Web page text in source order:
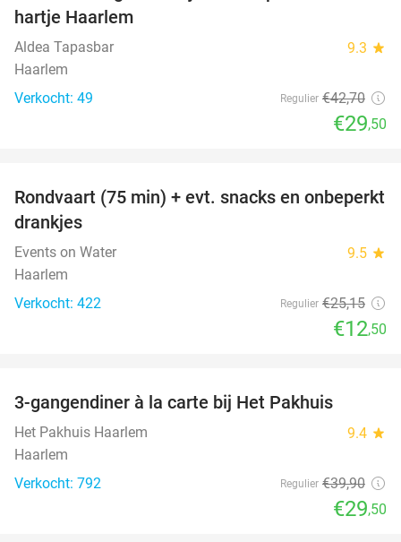
hartje Haarlem
Aldea Tapasbar 9.3 star
Haarlem
Verkocht: 49
Regulier €42,70
€29,50
50%
Rondvaart (75 min) + evt. snacks en onbeperkt
drankjes
Events on Water 9.5 star
Haarlem
Verkocht: 422
Regulier €25,15
€12,50
3-gangendiner à la carte bij Het Pakhuis
Het Pakhuis Haarlem 9.4 star
Haarlem
Verkocht: 792
Regulier €39,90
€29,50